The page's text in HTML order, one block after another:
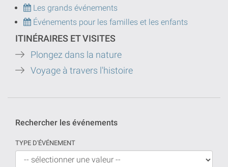
Les grands événements
Événements pour les familles et les enfants
ITINÉRAIRES ET VISITES
Plongez dans la nature
Voyage à travers l'histoire
Rechercher les événements
TYPE D'ÉVÉNEMENT